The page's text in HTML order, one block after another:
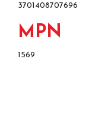
3701408707696
MPN
1569